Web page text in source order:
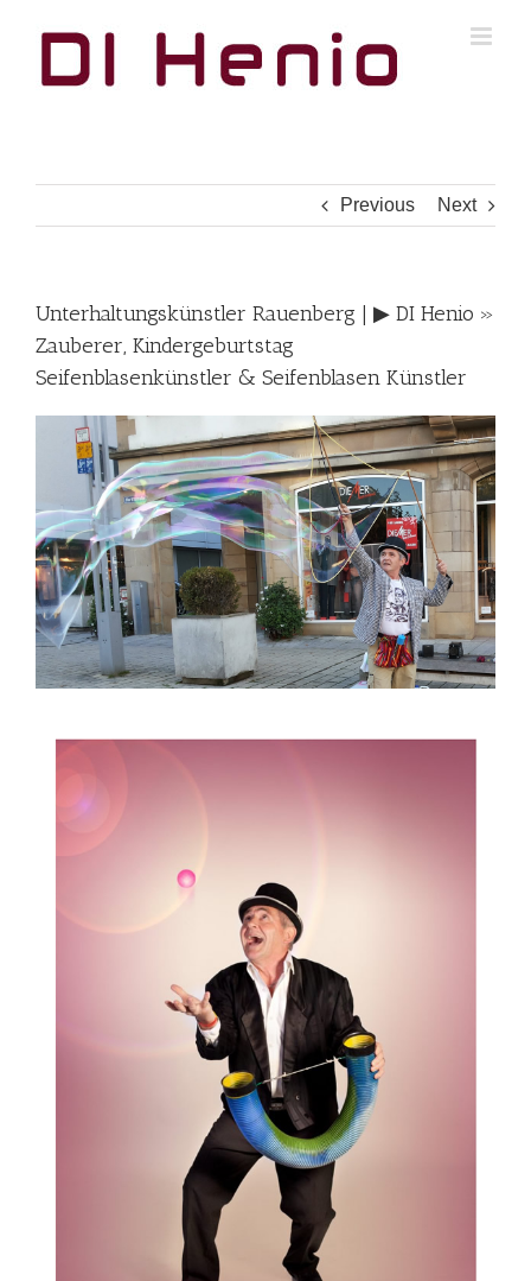
Previous Next
Unterhaltungskünstler Rauenberg | ▶︎ DI Henio »
Zauberer, Kindergeburtstag
Seifenblasenkünstler & Seifenblasen Künstler